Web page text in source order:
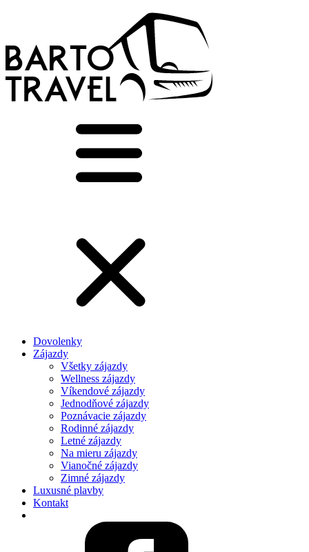
Dovolenky
Zájazdy
Všetky zájazdy
Wellness zájazdy
Víkendové zájazdy
Jednodňové zájazdy
Poznávacie zájazdy
Rodinné zájazdy
Letné zájazdy
Na mieru zájazdy
Vianočné zájazdy
Zimné zájazdy
Luxusné plavby
Kontakt